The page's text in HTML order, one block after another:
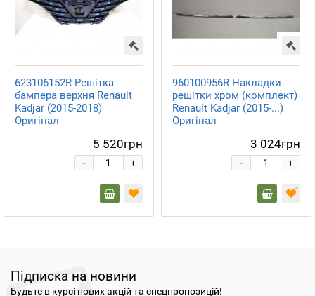
623106152R Решітка
бампера верхня Renault
Kadjar (2015-2018)
Оригінал
5 520грн
+
-
960100956R Накладки
решітки хром (комплект)
Renault Kadjar (2015-...)
Оригінал
3 024грн
+
-
Підписка на новини
Будьте в курсі нових акцій та спецпропозицій!